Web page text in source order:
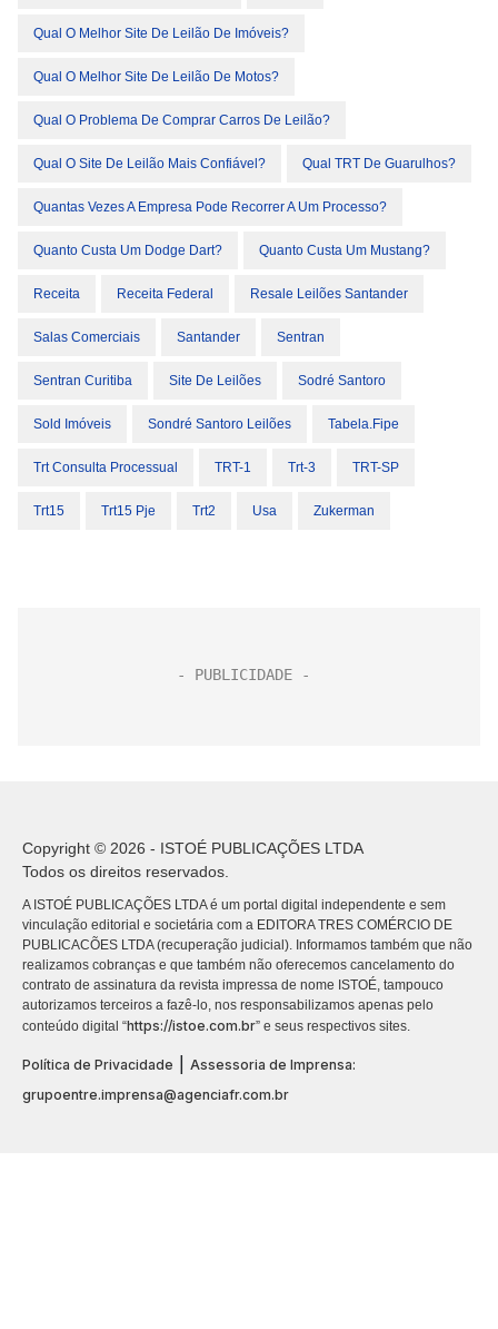
Qual O Melhor Site De Leilão De Imóveis?
Qual O Melhor Site De Leilão De Motos?
Qual O Problema De Comprar Carros De Leilão?
Qual O Site De Leilão Mais Confiável? Qual TRT De Guarulhos?
Quantas Vezes A Empresa Pode Recorrer A Um Processo?
Quanto Custa Um Dodge Dart? Quanto Custa Um Mustang?
Receita Receita Federal Resale Leilões Santander
Salas Comerciais Santander Sentran
Sentran Curitiba Site De Leilões Sodré Santoro
Sold Imóveis Sondré Santoro Leilões Tabela.fipe
Trt Consulta Processual TRT-1 Trt-3 TRT-SP
Trt15 Trt15 Pje Trt2 Usa Zukerman
Copyright © 2026 - ISTOÉ PUBLICAÇÕES LTDA
Todos os direitos reservados.
A ISTOÉ PUBLICAÇÕES LTDA é um portal digital independente e sem
vinculação editorial e societária com a EDITORA TRES COMÉRCIO DE
PUBLICACÕES LTDA (recuperação judicial). Informamos também que não
realizamos cobranças e que também não oferecemos cancelamento do
contrato de assinatura da revista impressa de nome ISTOÉ, tampouco
autorizamos terceiros a fazê-lo, nos responsabilizamos apenas pelo
conteúdo digital “https://istoe.com.br” e seus respectivos sites.
Política de Privacidade
Assessoria de Imprensa:
grupoentre.imprensa@agenciafr.com.br